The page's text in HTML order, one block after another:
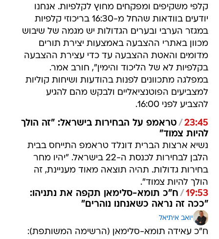
קלפי משקיפים ומפקחים מחוץ לקלפיות. אנחנו
יודעים בוודאות שהחל מ-16:30 בריכוזי קלפיות
במגזר הערבי ובערים הגדולות יש מגמה של שיבוש
מכוון באתרי ההצבעה באמצעות יצירת תורים
מדומים והאטת ההצבעה עד כדי עצירת ההצבעה
בקלפיות לא של הליכוד והימין", חורב אמר.
במפלגה מתכוונים לפנות בהודעות ושיחות קוליות
למצביעים הפוטנציאליים ולבקש מהם להגיע
להצביע לפני 16:00.
23:45
/ טראמפ על הבחירות בישראל: "זה הולך
להיות צמוד"
נשיא ארצות הברית דונלד טראמפ התייחס בבית
הלבן לבחירות לכנסת ה-22 בישראל. "יהיו מחר
בחירות גדולות. תהיה תוצאה מאוד מעניינת, זה
הולך להיות צמוד".
19:53
/ ח"כ תומא-סלימאן תקפה את נתניהו:
"ככה זה נראה כשאנחנו נוהרים"
יואב איתיאל
ח"כ עאידה תומא-סלימאן (הרשימה המשותפת):